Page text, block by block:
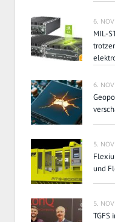
6.
MIL-
6.
5.
und
5.
TGFS